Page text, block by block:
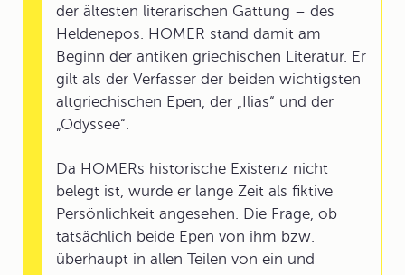
der ältesten literarischen Gattung – des
Heldenepos. HOMER stand damit am
Beginn der antiken griechischen Literatur. Er
gilt als der Verfasser der beiden wichtigsten
altgriechischen Epen, der „Ilias“ und der
„Odyssee“.
Da HOMERs historische Existenz nicht
belegt ist, wurde er lange Zeit als fiktive
Persönlichkeit angesehen. Die Frage, ob
tatsächlich beide Epen von ihm bzw.
überhaupt in allen Teilen von ein und